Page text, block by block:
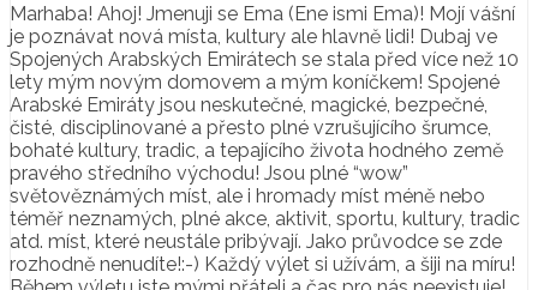
Marhaba! Ahoj! Jmenuji se Ema (Ene ismi Ema)! Mojí vášní
je poznávat nová místa, kultury ale hlavně lidi! Dubaj ve
Spojených Arabských Emirátech se stala před více než 10
lety mým novým domovem a mým koníčkem! Spojené
Arabské Emiráty jsou neskutečné, magické, bezpečné,
čisté, disciplinované a přesto plné vzrušujícího šrumce,
bohaté kultury, tradic, a tepajícího života hodného země
pravého středního východu! Jsou plné “wow”
světověznámých míst, ale i hromady míst méně nebo
téměř neznamých, plné akce, aktivit, sportu, kultury, tradic
atd. míst, které neustále pribývají. Jako průvodce se zde
rozhodně nenudíte!:-) Každý výlet si užívám, a šiji na míru!